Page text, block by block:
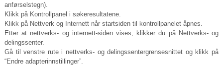
anførselstegn).
Klikk på Kontrollpanel i søkeresultatene.
Klikk på Nettverk og Internett når startsiden til kontrollpanelet åpnes.
Etter at nettverks- og internett-siden vises, klikker du på Nettverks- og
delingssenter.
Gå til venstre rute i nettverks- og delingssentergrensesnittet og klikk på
“Endre adapterinnstillinger”.